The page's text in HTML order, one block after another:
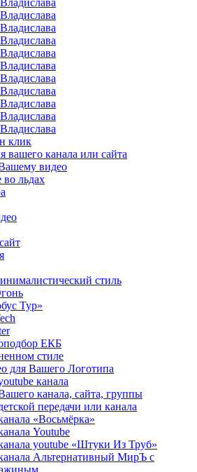
клик
вашего канала или сайта
видео
во льдах
стиль
Тур»
ЕКБ
стиле
для Вашего Логотипа
канала
канала, сайта, группы
передачи или канала
«Восьмёрка»
Youtube
youtube «Штуки Из Труб»
Альтернативный МирЪ с